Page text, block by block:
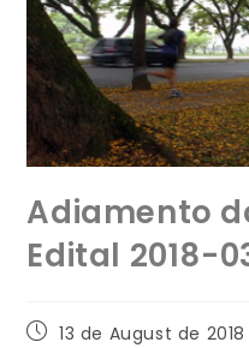
Adiamento
Edital 2018-
13 de August de 2018